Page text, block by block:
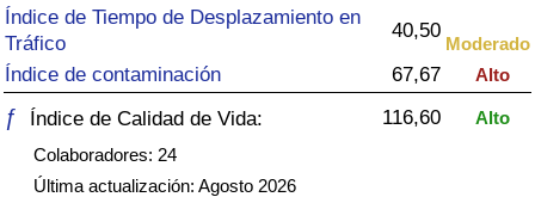
Índice de Tiempo de Desplazamiento en
Tráfico
40,50
Moderado
Índice de contaminación 67,67 Alto
ƒ Índice de Calidad de Vida: 116,60
Alto
Colaboradores: 24
Última actualización: Agosto 2026
Índice de Sanidad (Actual)
Índice de Sanidad
Índice de Sanidad por País